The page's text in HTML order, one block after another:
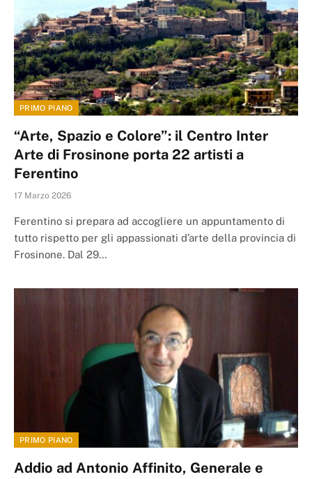
PRIMO PIANO
“Arte, Spazio e Colore”: il Centro Inter
Arte di Frosinone porta 22 artisti a
Ferentino
17 Marzo 2026
Ferentino si prepara ad accogliere un appuntamento di
tutto rispetto per gli appassionati d’arte della provincia di
Frosinone. Dal 29…
PRIMO PIANO
Addio ad Antonio Affinito, Generale e